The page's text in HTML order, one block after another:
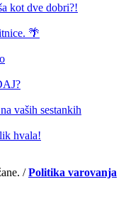
kot dve dobri?!
🌴
vaših sestankih
hvala!
/Politika varovanja